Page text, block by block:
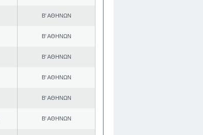
Β' ΑΘΗΝΩΝ
Β' ΑΘΗΝΩΝ
Β' ΑΘΗΝΩΝ
Β' ΑΘΗΝΩΝ
Β' ΑΘΗΝΩΝ
Β' ΑΘΗΝΩΝ